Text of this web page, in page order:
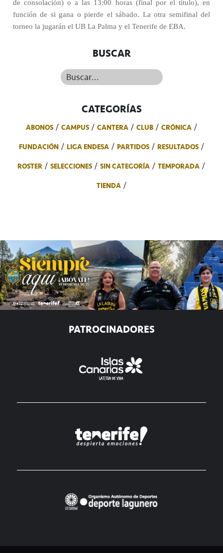
de consolación) o a las 13:00 horas (final por el título), en
función de si gana o pierde el sábado. La otra semifinal del
torneo la jugarán el UB La Palma y el Tenerife de EBA.
BUSCAR
Buscar...
CATEGORÍAS
ABONOS CAMPUS CANTERA CLUB
CRÓNICA
FUNDACIÓN
LIGA ENDESA PARTIDOS
RESULTADOS
ROSTER
SELECCIONES SIN CATEGORÍA
TEMPORADA
TIENDA
PATROCINADORES